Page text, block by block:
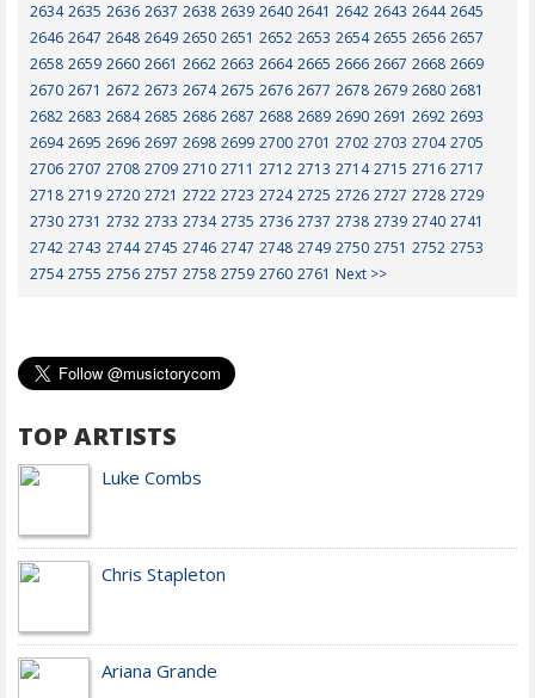
2634 2635 2636 2637 2638 2639 2640 2641 2642 2643 2644 2645
2646 2647 2648 2649 2650 2651 2652 2653 2654 2655 2656 2657
2658 2659 2660 2661 2662 2663 2664 2665 2666 2667 2668 2669
2670 2671 2672 2673 2674 2675 2676 2677 2678 2679 2680 2681
2682 2683 2684 2685 2686 2687 2688 2689 2690 2691 2692 2693
2694 2695 2696 2697 2698 2699 2700 2701 2702 2703 2704 2705
2706 2707 2708 2709 2710 2711 2712 2713 2714 2715 2716 2717
2718 2719 2720 2721 2722 2723 2724 2725 2726 2727 2728 2729
2730 2731 2732 2733 2734 2735 2736 2737 2738 2739 2740 2741
2742 2743 2744 2745 2746 2747 2748 2749 2750 2751 2752 2753
2754 2755 2756 2757 2758 2759 2760 2761 Next >>
TOP ARTISTS
Luke Combs
Chris Stapleton
Ariana Grande